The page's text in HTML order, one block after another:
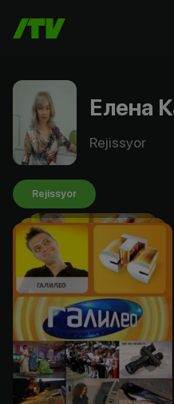
Елена
Rejissyor
Rejissyor